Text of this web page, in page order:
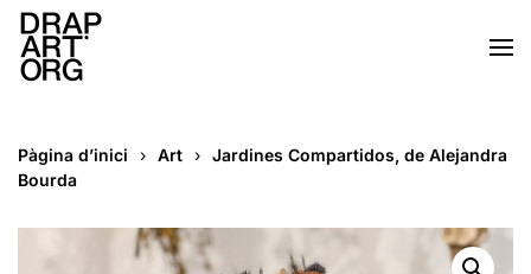
Skip to main content
Pàgina d’inici Art
Jardines Compartidos, de Alejandra
Bourda